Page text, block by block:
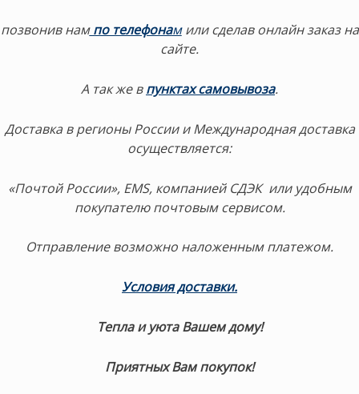
позвонив нам по телефонамили сделав онлайн заказ на
сайте.
А так же в пунктах самовывоза.
Доставка в регионы России и Международная доставка
осуществляется:
«Почтой России», EMS, компанией СДЭК или удобным
покупателю почтовым сервисом.
Отправление возможно наложенным платежом.
Условия доставки.
Тепла и уюта Вашем дому!
Приятных Вам покупок!